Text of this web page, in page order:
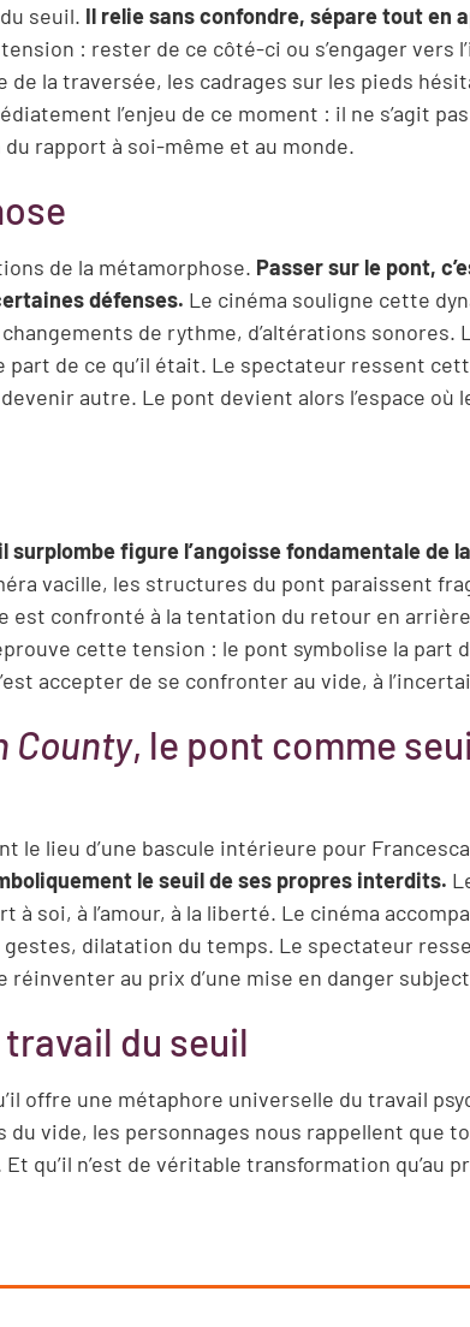
seuil. Il relie sans confondre, sépare tout en
: rester de ce côté-ci ou s’engager vers
la traversée, les cadrages sur les pieds
l’enjeu de ce moment : il ne s’agit
rapport à soi-même et au monde.
de la métamorphose. Passer sur le pont,
défenses. Le cinéma souligne cette
de rythme, d’altérations sonores.
part de ce qu’il était. Le spectateur ressent
autre. Le pont devient alors l’espace où
surplombe figure l’angoisse fondamentale de
vacille, les structures du pont paraissent
confronté à la tentation du retour en
cette tension : le pont symbolise la part
accepter de se confronter au vide, à
County, le pont comme
le lieu d’une bascule intérieure pour
le seuil de ses propres interdits.
à soi, à l’amour, à la liberté. Le cinéma
dilatation du temps. Le spectateur
au prix d’une mise en danger
du seuil
offre une métaphore universelle du travail
vide, les personnages nous rappellent que
qu’il n’est de véritable transformation qu’au